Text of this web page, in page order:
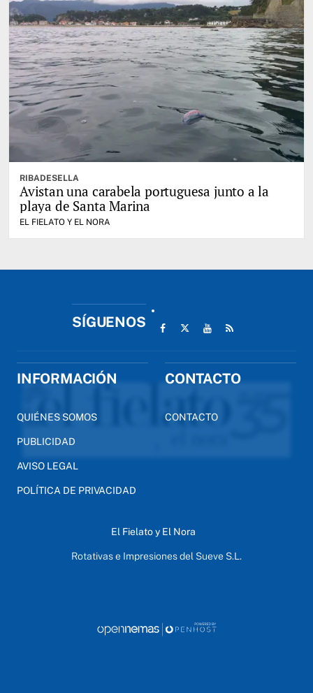
RIBADESELLA
Avistan una carabela portuguesa junto a la
playa de Santa Marina
EL FIELATO Y EL NORA
SÍGUENOS
INFORMACIÓN
QUIÉNES SOMOS
PUBLICIDAD
AVISO LEGAL
POLÍTICA DE PRIVACIDAD
CONTACTO
CONTACTO
El Fielato y El Nora
Rotativas e Impresiones del Sueve S.L.